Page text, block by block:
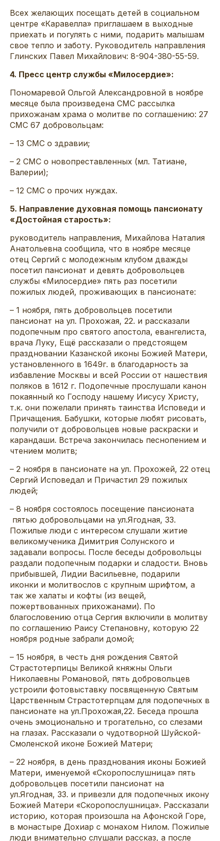
Всех желающих посещать детей в социальном
центре «Каравелла» приглашаем в выходные
приехать и погулять с ними, подарить малышам
свое тепло и заботу. Руководитель направления
Глинских Павел Михайлович: 8-904-380-55-59.
4. Пресс центр службы «Милосердие»:
Пономаревой Ольгой Александровной в ноябре
месяце была произведена СМС рассылка
прихожанам храма о молитве по соглашению: 27
СМС 67 добровольцам:
– 13 СМС о здравии;
– 2 СМС о новопреставленных (мл. Татиане,
Валерии);
– 12 СМС о прочих нуждах.
5. Направление духовная помощь пансионату
«Достойная старость»:
руководитель направления, Михайлова Наталия
Анатольевна сообщила, что в ноябре месяце
отец Сергий с молодежным клубом дважды
посетил пансионат и девять добровольцев
службы «Милосердие» пять раз посетили
пожилых людей, проживающих в пансионате:
– 1 ноября, пять добровольцев посетили
пансионат на ул. Прохожая, 22. и рассказали
подопечным про святого апостола, евангелиста,
врача Луку, Ещё рассказали о предстоящем
праздновании Казанской иконы Божией Матери,
установленного в 1649г. в благодарность за
избавление Москвы и всей России от нашествия
поляков в 1612 г. Подопечные прослушали канон
покаянный ко Господу нашему Иисусу Христу,
т.к. они пожелали принять таинства Исповеди и
Причащения. Бабушки, которые любят рисовать,
получили от добровольцев новые раскраски и
карандаши. Встреча закончилась песнопением и
чтением молитв;
– 2 ноября в пансионате на ул. Прохожей, 22 отец
Сергий Исповедал и Причастил 29 пожилых
людей;
– 8 ноября состоялось посещение пансионата
пятью добровольцами на ул.Ягодная, 33.
Пожилые люди с интересом слушали житие
великомученика Димитрия Солунского и
задавали вопросы. После беседы добровольцы
раздали подопечным подарки и сладости. Вновь
прибывшей, Лидии Васильевне, подарили
иконки и молитвослов с крупным шрифтом, а
так же халаты и кофты (из вещей,
пожертвованных прихожанами). По
благословению отца Сергия включили в молитву
по соглашению Раису Степановну, которую 22
ноября родные забрали домой;
– 15 ноября, в честь дня рождения Святой
Страстотерпицы Великой княжны Ольги
Николаевны Романовой, пять добровольцев
устроили фотовыставку посвященную Святым
Царственным Страстотерпцам для подопечных в
пансионате на ул.Прохожая,22. Беседа прошла
очень эмоционально и трогательно, со слезами
на глазах. Рассказали о чудотворной Шуйской-
Смоленской иконе Божией Матери;
– 22 ноября, в день празднования иконы Божией
Матери, именуемой «Скоропослушница» пять
добровольцев посетили пансионат на
ул.Ягодная, 33. и привезли для подопечных икону
Божией Матери «Скоропослушница». Рассказали
историю, которая произошла на Афонской Горе,
в монастыре Дохиар с монахом Нилом. Пожилые
люди внимательно слушали рассказ, а после